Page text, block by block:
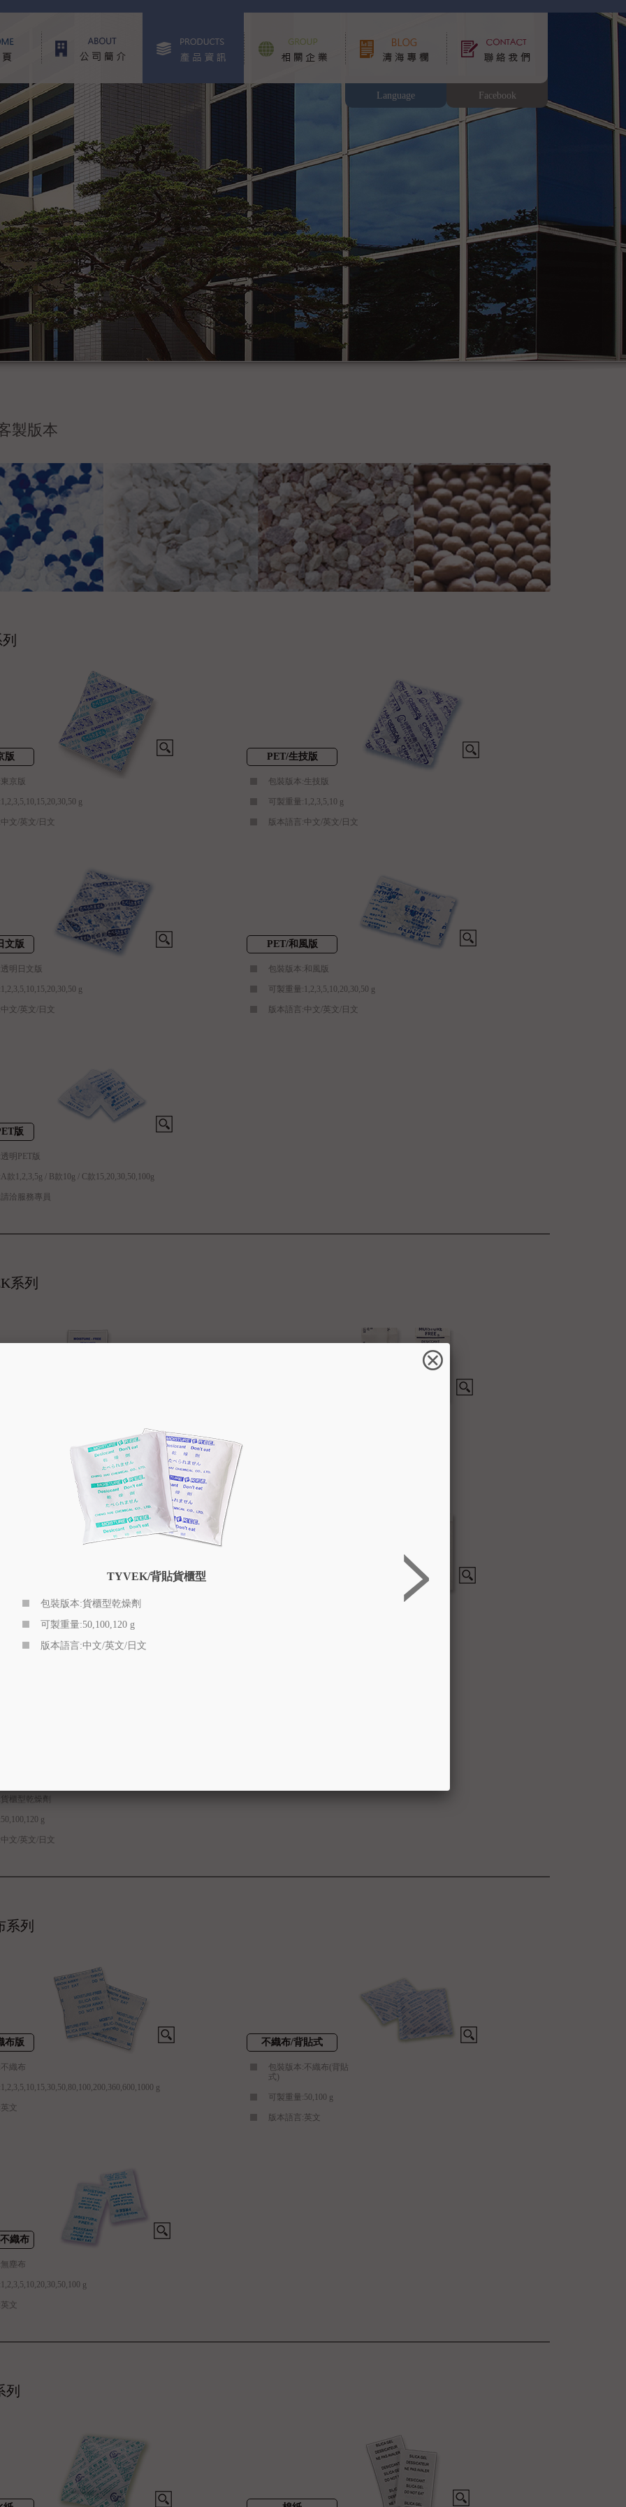
Language Facebook
製版本
版
京版
g
文/英文/日文
PET/生技版
包裝版本:生技版
可製重量:1,2,3,5,10 g
版本語言:中文/英文/日文
文版
明日文版
g
文/英文/日文
PET/和風版
包裝版本:和風版
可製重量:1,2,3,5,10,20,30,50 g
版本語言:中文/英文/日文
版
明PET版
款1,2,3,5g / B款10g / C款15,20,30,50,100g
洽服務專員
系列
櫃型乾燥劑
g
文/英文/日文
系列
布版
織布
g
文
不織布/背貼式
包裝版本:不織布(背貼
式)
可製重量:50,100 g
版本語言:英文
織布
塵布
g
文
列
TYVEK/背貼貨櫃型
包裝版本:貨櫃型乾燥劑
可製重量:50,100,120 g
版本語言:中文/英文/日文